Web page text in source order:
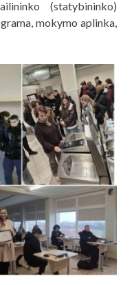
(statybininko)
mokymo aplinka,